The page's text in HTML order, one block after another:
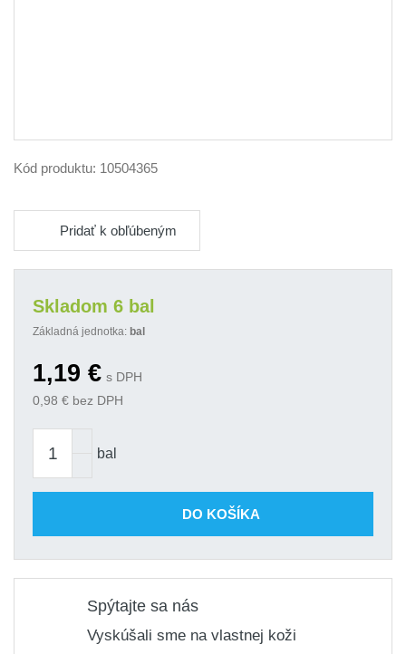
Kód produktu: 10504365
Pridať k obľúbeným
Skladom 6 bal
Základná jednotka: bal
1,19 € s DPH
0,98 € bez DPH
bal
DO KOŠÍKA
Spýtajte sa nás
Vyskúšali sme na vlastnej koži